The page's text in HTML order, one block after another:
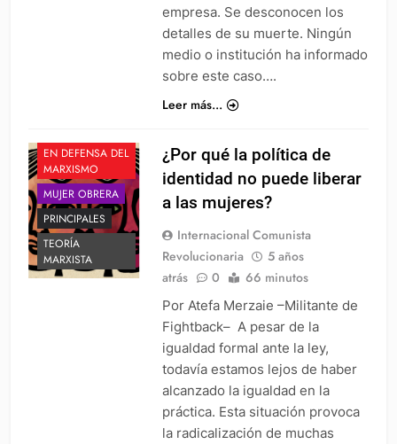
empresa. Se desconocen los
detalles de su muerte. Ningún
medio o institución ha informado
sobre este caso….
Leer más...
EN DEFENSA DEL
MARXISMO
MUJER OBRERA
PRINCIPALES
TEORÍA
MARXISTA
¿Por qué la política de
identidad no puede liberar
a las mujeres?
Internacional Comunista
Revolucionaria
5 años
atrás
0 66 minutos
Por Atefa Merzaie –Militante de
Fightback– A pesar de la
igualdad formal ante la ley,
todavía estamos lejos de haber
alcanzado la igualdad en la
práctica. Esta situación provoca
la radicalización de muchas